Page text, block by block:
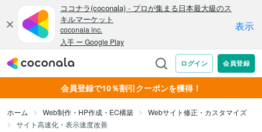
会員登録で10％割引クーポンを獲得！
ホーム Web制作・HP作成・EC構築
Webサイト修正・カスタマイズ
サイト高速化・表示速度改善